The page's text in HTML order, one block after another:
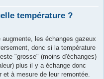
température ?
les échanges gazeux
donc si la température
"grosse" (moins d'échanges)
plus il y a échange donc
à mesure de leur remontée.